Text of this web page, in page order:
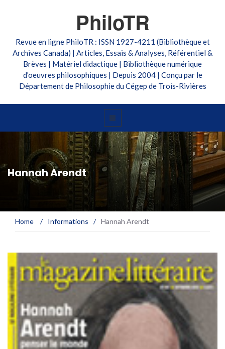
PhiloTR
Revue en ligne PhiloTR : ISSN 1927-4211 (Bibliothèque et
Archives Canada) | Articles, Essais & Analyses, Référentiel &
Brèves | Matériel didactique | Bibliothèque numérique
d'oeuvres philosophiques | Depuis 2004 | Conçu par le
Département de Philosophie du Cégep de Trois-Rivières
Hannah Arendt
Home / Informations / Hannah Arendt